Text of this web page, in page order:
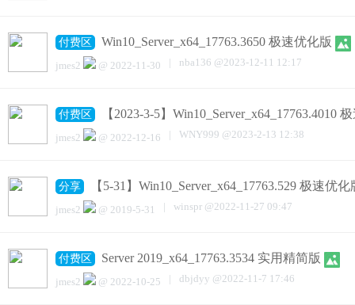
付费区 Win10_Server_x64_17763.3650 极速优化版
jmes2 @ 2022-11-30 | nba136 @2023-12-11 12:17
付费区 【2023-3-5】Win10_Server_x64_17763.4010
jmes2 @ 2022-12-16 | WNY999 @2023-2-13 12:38
分享 【5-31】Win10_Server_x64_17763.529 极速优化
jmes2 @ 2019-5-31 | winspr @2022-11-27 09:47
付费区 Server 2019_x64_17763.3534 实用精简版
jmes2 @ 2022-10-25 | dbjdyy @2022-11-7 17:46